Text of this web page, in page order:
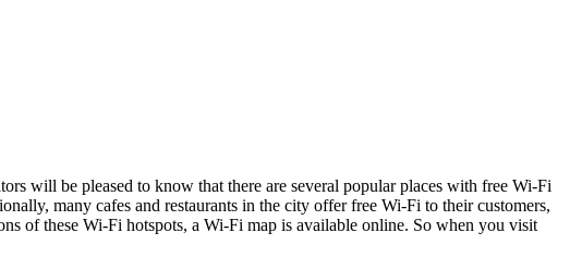
will be pleased to know that there are several popular places with free Wi-Fi
many cafes and restaurants in the city offer free Wi-Fi to their customers,
of these Wi-Fi hotspots, a Wi-Fi map is available online. So when you visit